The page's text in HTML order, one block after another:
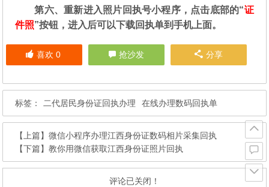
第六、重新进入照片回执号小程序，点击底部的“证
件照”按钮，进入后可以下载回执单到手机上面。
喜欢 0 抢沙发 分享
标签： 二代居民身份证回执办理 在线办理数码回执单
【上篇】微信小程序办理江西身份证数码相片采集回执
【下篇】教你用微信获取江西身份证照片回执
评论已关闭！